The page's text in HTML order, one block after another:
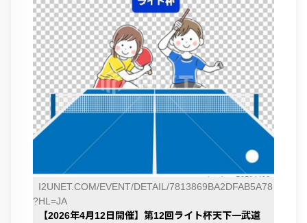
I2UNET.COM/EVENT/DETAIL/7813869BA2DFAB5A78
?HL=JA
【2026年4月12日開催】第12回ライト杯天下一武道